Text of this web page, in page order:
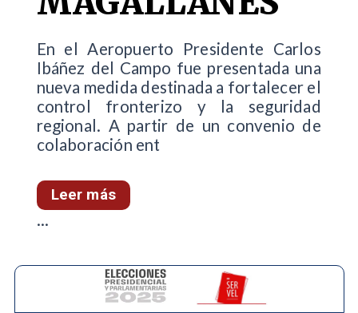
En el Aeropuerto Presidente Carlos
Ibáñez del Campo fue presentada una
nueva medida destinada a fortalecer el
control fronterizo y la seguridad
regional. A partir de un convenio de
colaboración ent
Leer más
...